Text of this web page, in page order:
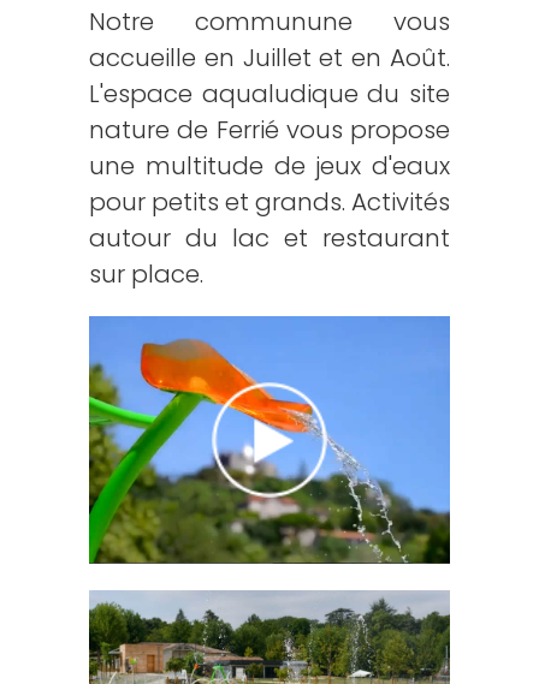
Notre communune vous
accueille en Juillet et en Août.
L'espace aqualudique du site
nature de Ferrié vous propose
une multitude de jeux d'eaux
pour petits et grands. Activités
autour du lac et restaurant
sur place.